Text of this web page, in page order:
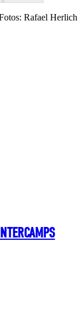
Rafael Herlich